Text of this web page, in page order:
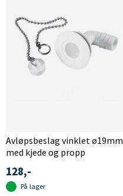
Avløpsbeslag vinklet ø19mm
med kjede og propp
128,-
På lager